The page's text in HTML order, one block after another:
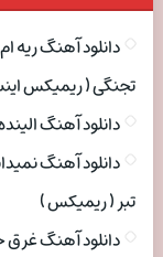
دانلود آهنگ
تجنگی ( ریمیکس
دانلود آهنگ
دانلود آهنگ
تبر ( ریمیکس )
دانلود آهنگ